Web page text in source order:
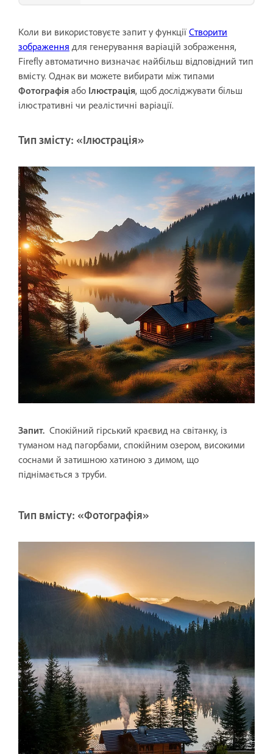
Коли ви використовуєте запит у функції Створити
зображення для генерування варіацій зображення,
Firefly автоматично визначає найбільш відповідний тип
вмісту. Однак ви можете вибирати між типами
Фотографія або Ілюстрація, щоб досліджувати більш
ілюстративні чи реалістичні варіації.
Тип змісту: «Ілюстрація»
Запит. Спокійний гірський краєвид на світанку, із
туманом над пагорбами, спокійним озером, високими
соснами й затишною хатиною з димом, що
піднімається з труби.
Тип вмісту: «Фотографія»